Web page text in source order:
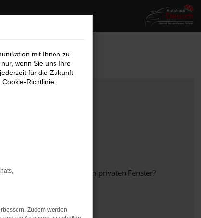
Browser oder in einem privaten Fenster?
mit Ihnen zu
wenn Sie uns Ihre
für die Zukunft
Cookie-Richtlinie
Zudem werden